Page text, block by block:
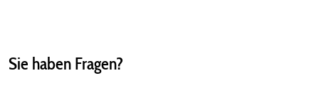
Sie haben Fragen?